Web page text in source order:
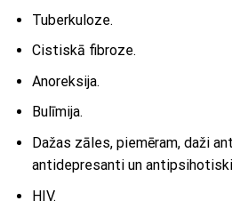
Tuberkuloze.
Cistiskā fibroze.
Anoreksija.
Bulīmija.
Dažas zāles, piemēram, daži
antidepresanti un
HIV.